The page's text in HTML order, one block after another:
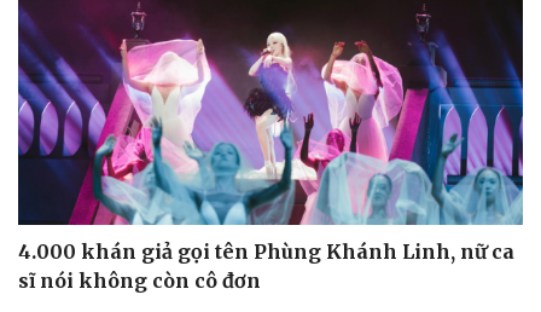
4.000 khán giả gọi tên Phùng Khánh Linh, nữ ca
sĩ nói không còn cô đơn